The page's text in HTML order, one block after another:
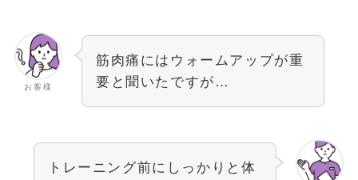
お客様
筋肉痛にはウォームアップが重
要と聞いたですが…
トレーニング前にしっかりと体